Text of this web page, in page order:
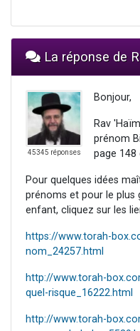
La réponse de
45345 réponses
Bonjour,
Rav
prénom
page 148
Pour quelques idées
prénoms et pour le plus
enfant, cliquez sur les
https://www.torah-
nom_24257.html
http://www.torah-
quel-risque_16222.html
http://www.torah-